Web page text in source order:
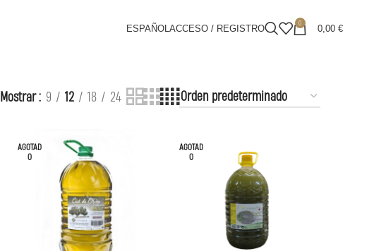
ESPAÑOLACCESO / REGISTRO 0 0,00€
Mostrar 9 12 18 24
AGOTAD
O
AGOTAD
O